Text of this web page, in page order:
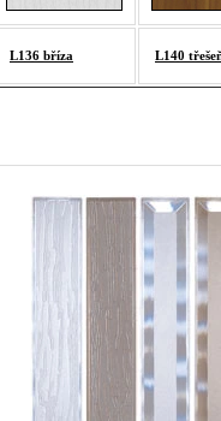
L136 bříza L140